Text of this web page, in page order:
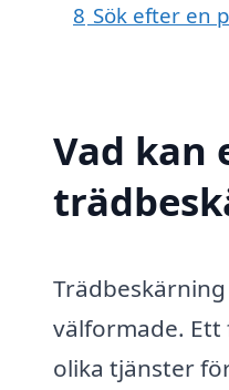
8 Sök efter en
Vad kan
välformade. Ett
olika tjänster